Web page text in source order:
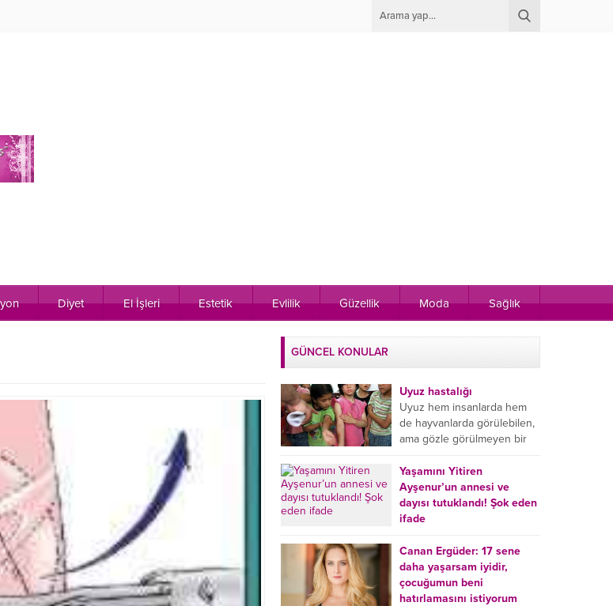
Diyet El İşleri Estetik Evlilik Güzellik Moda Sağlık
GÜNCEL KONULAR
Uyuz hastalığı
Uyuz hem insanlarda hem
de hayvanlarda görülebilen,
ama gözle görülmeyen bir
tür mikroplu böcek
hastalığıdır. Uyuz hastalığı
(Urticaria), deride veya...
Yaşamını Yitiren
Ayşenur’un annesi ve
dayısı tutuklandı! Şok eden
ifade
Burdur’da yatağında ölü
bulunan Ayşenur Kazık’ın (2)
annesi Kader Karadeniz (23)
ile dayısı Hızır Tunç
Çetinkaya (19) tutuklandı.
Canan Ergüder: 17 sene
daha yaşarsam iyidir,
çocuğumun beni
hatırlamasını istiyorum